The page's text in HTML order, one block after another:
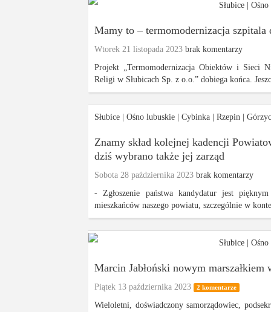
Słubice |
Mamy to – termomodernizacja szpitala
Wtorek 21 listopada 2023 brak komentarzy
Projekt „Termomodernizacja Obiektów i Sieci
Religi w Słubicach Sp. z o.o.” dobiega końca.
Słubice Ośno lubuskie Cybinka Rzepin
Znamy skład kolejnej kadencji
dziś wybrano także jej zarząd
Sobota 28 października 2023 brak komentarzy
- Zgłoszenie państwa kandydatur jest
mieszkańców naszego powiatu, szczególnie w
Słubice |
Marcin Jabłoński nowym
Piątek 13 października 2023 2 komentarze
Wieloletni, doświadczony samorządowiec,